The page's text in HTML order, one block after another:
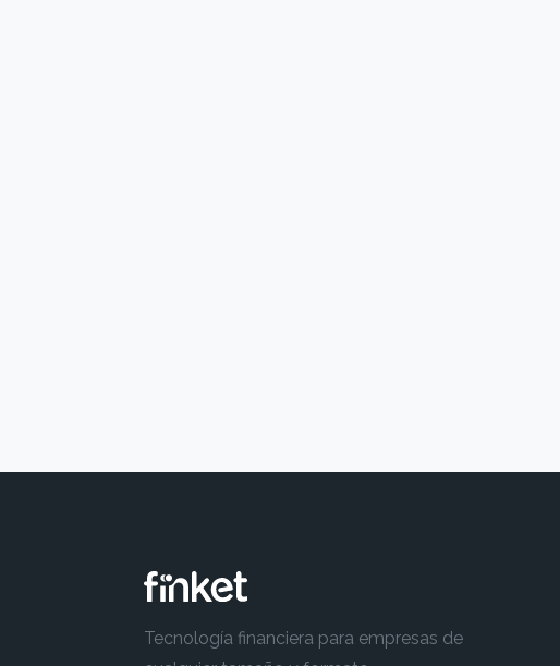
Tecnología financiera para empresas de